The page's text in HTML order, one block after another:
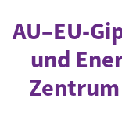
AU–EU-
und